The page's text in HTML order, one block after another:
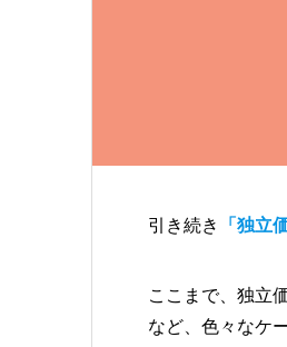
引き続き 「独立
ここまで、独立
など、色々なケ